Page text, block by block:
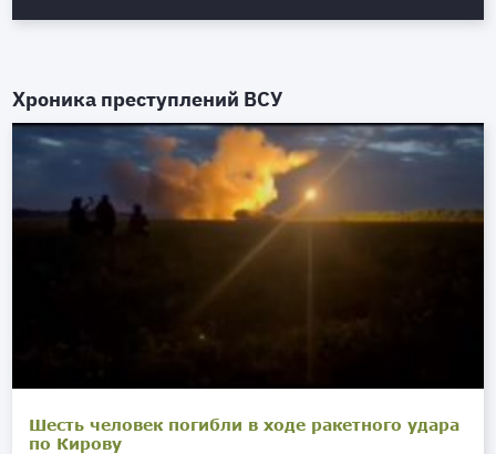
Хроника преступлений ВСУ
Шесть человек погибли в ходе ракетного удара
по Кирову